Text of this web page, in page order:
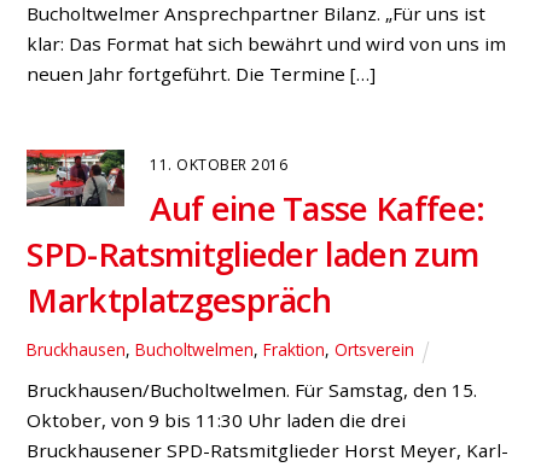
Bucholtwelmer Ansprechpartner Bilanz. „Für uns ist
klar: Das Format hat sich bewährt und wird von uns im
neuen Jahr fortgeführt. Die Termine […]
11. OKTOBER 2016
Auf eine Tasse Kaffee:
SPD-Ratsmitglieder laden zum
Marktplatzgespräch
Bruckhausen,Bucholtwelmen,Fraktion,Ortsverein
Bruckhausen/Bucholtwelmen. Für Samstag, den 15.
Oktober, von 9 bis 11:30 Uhr laden die drei
Bruckhausener SPD-Ratsmitglieder Horst Meyer, Karl-